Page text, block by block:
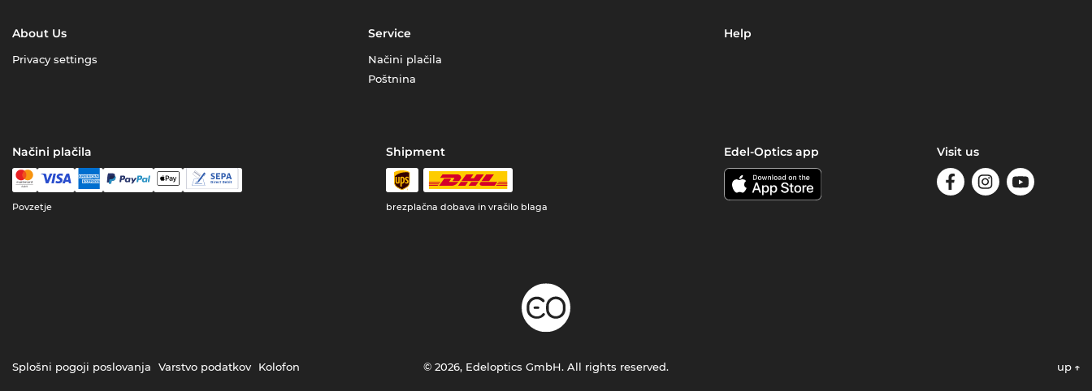
About Us
Privacy settings
Service
Načini plačila
Poštnina
Help
Načini plačila
Povzetje
Shipment
brezplačna dobava in vračilo blaga
Edel-Optics app Visit us
Splošni pogoji poslovanja Varstvo podatkov Kolofon © 2026, Edeloptics GmbH. All rights reserved. up